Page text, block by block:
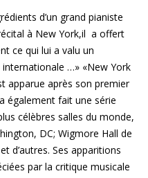
d’un grand pianiste
à New York,il a offert
ce qui lui a valu un
…» «New York
apparue après son premier
également fait une série
célèbres salles du monde,
DC; Wigmore Hall de
d’autres. Ses apparitions
par la critique musicale